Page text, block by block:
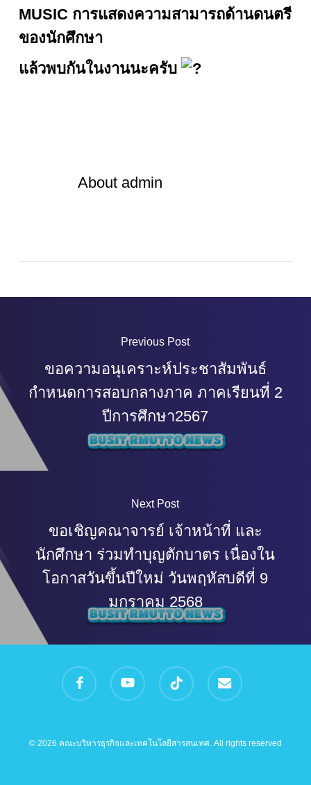
MUSIC การแสดงความสามารถด้านดนตรี
ของนักศึกษา
แล้วพบกันในงานนะครับ
Aboutadmin
Previous Post
ขอความอนุเคราะห์ประชาสัมพันธ์
กำหนดการสอบกลางภาค ภาคเรียนที่ 2
ปีการศึกษา2567
Next Post
ขอเชิญคณาจารย์ เจ้าหน้าที่ และ
นักศึกษา ร่วมทำบุญตักบาตร เนื่องใน
โอกาสวันขึ้นปีใหม่ วันพฤหัสบดีที่ 9
มกราคม 2568
facebook youtube tiktok email
© 2026 คณะบริหารธุรกิจและเทคโนโลยีสารสนเทศ. All rights reserved